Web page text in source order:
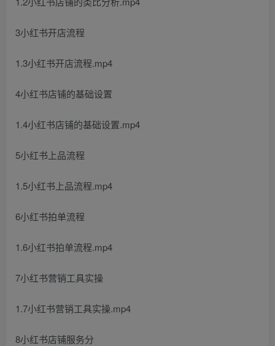
3小红书开店流程
1.3小红书开店流程.mp4
4小红书店铺的基础设置
1.4小红书店铺的基础设置.mp4
5小红书上品流程
1.5小红书上品流程.mp4
6小红书拍单流程
1.6小红书拍单流程.mp4
7小红书营销工具实操
1.7小红书营销工具实操.mp4
8小红书店铺服务分